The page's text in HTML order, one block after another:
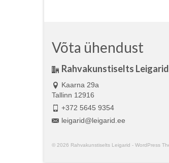
Võta ühendust
Rahvakunstiselts Leigarid
Kaarna 29a
Tallinn 12916
+372 5645 9354
leigarid@leigarid.ee
© 2026 Rahvakunstiselts Leigarid - WordPress